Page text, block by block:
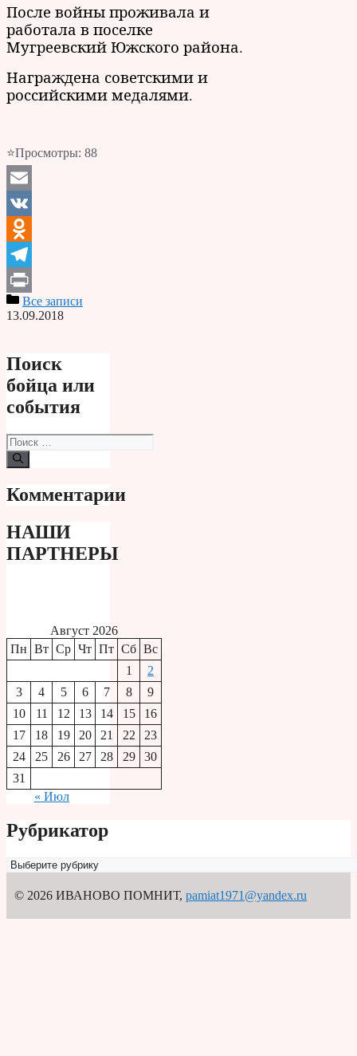
После войны проживала и
работала в поселке
Мугреевский Южского района.
Награждена советскими и
российскими медалями.
⭐Просмотры: 88
Email
VK
Odnoklassniki
Telegram
PrintВсе записи
13.09.2018
Поиск
бойца или
события
Поиск:
Комментарии
НАШИ
ПАРТНЕРЫ
Август 2026
Пн Вт Ср Чт Пт Сб Вс
1
2
3
4 5 6 7 8
9
10
11 12 13 14 15
16
17
18 19 20 21 22
23
24
25 26 27 28 29
30
31
« Июл
Рубрикатор
Рубрикатор
© 2026 ИВАНОВО ПОМНИТ, pamiat1971@yandex.ru